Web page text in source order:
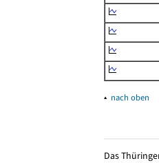
▴ nach oben
Das